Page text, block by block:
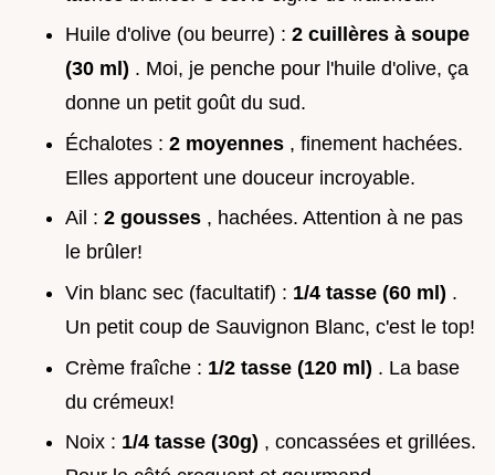
Huile d'olive (ou beurre) : 2 cuillères à soupe
(30 ml) . Moi, je penche pour l'huile d'olive, ça
donne un petit goût du sud.
Échalotes : 2 moyennes , finement hachées.
Elles apportent une douceur incroyable.
Ail : 2 gousses , hachées. Attention à ne pas
le brûler!
Vin blanc sec (facultatif) : 1/4 tasse (60 ml) .
Un petit coup de Sauvignon Blanc, c'est le top!
Crème fraîche : 1/2 tasse (120 ml) . La base
du crémeux!
Noix : 1/4 tasse (30g) , concassées et grillées.